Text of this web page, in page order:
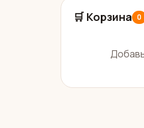
🛒 Корзина 0